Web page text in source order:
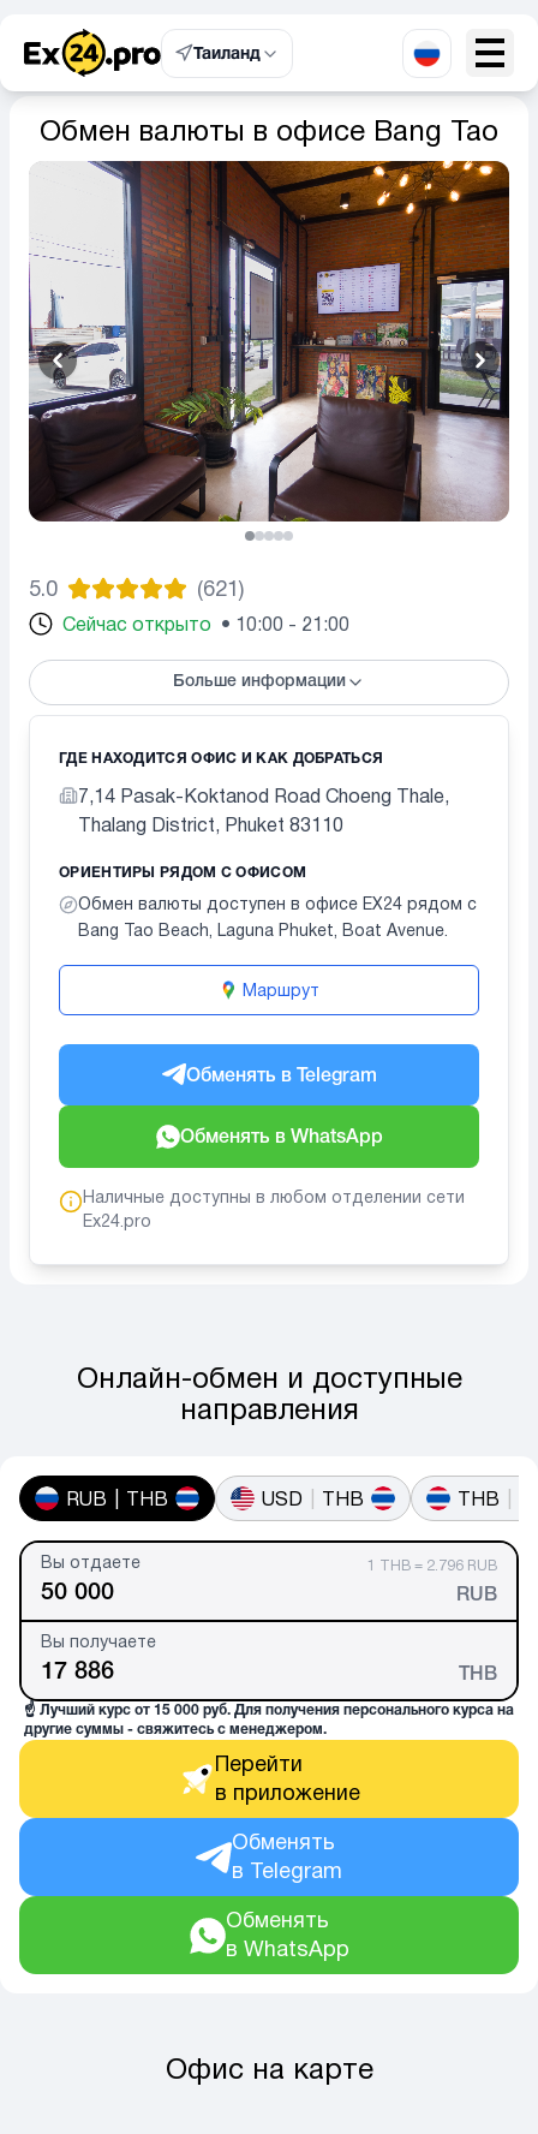
Таиланд
Обмен валюты в офисе Bang Tao
5.0 (621 )
Сейчас открыто • 10:00 - 21:00
Больше информации
ГДЕ НАХОДИТСЯ ОФИС И КАК ДОБРАТЬСЯ
7,14 Pasak-Koktanod Road Choeng Thale,
Thalang District, Phuket 83110
ОРИЕНТИРЫ РЯДОМ С ОФИСОМ
Обмен валюты доступен в офисе EX24 рядом с
Bang Tao Beach, Laguna Phuket, Boat Avenue.
Маршрут
Обменять в Telegram
Обменять в WhatsApp
Наличные доступны в любом отделении сети
Ex24.pro
Онлайн-обмен и доступные
направления
RUB THB USD THB THB
Вы отдаете 1 THB = 2.796 RUB
RUB
Вы получаете
THB
☝️ Лучший курс от 15 000 руб. Для получения персонального курса на
другие суммы - свяжитесь с менеджером.
Перейти
в приложение
Обменять
в Telegram
Обменять
в WhatsApp
Офис на карте